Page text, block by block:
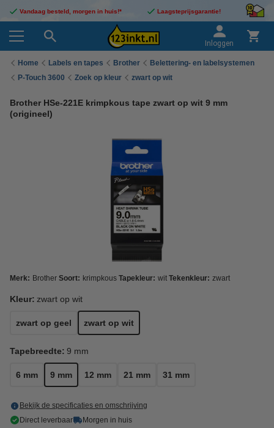
Vandaag besteld, morgen in huis!* Laagsteprijsgarantie!
Inloggen
Home Labels en tapes Brother
Belettering- en labelsystemen
P-Touch 3600
Zoek op kleur zwart op wit
Brother HSe-221E krimpkous tape zwart op wit 9 mm
(origineel)
Merk: Brother Soort: krimpkous Tapekleur: wit Tekenkleur: zwart
Kleur: zwart op wit
zwart op geel zwart op wit
Tapebreedte: 9 mm
6 mm 9 mm 12 mm 21 mm 31 mm
Bekijk de specificaties en omschrijving
Direct leverbaar
Morgen in huis